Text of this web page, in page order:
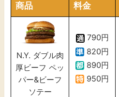
商品 料金
N.Y. ダブル肉
厚ビーフ ペッ
パー&ビーフ
ソテー
790円
820円
890円
950円